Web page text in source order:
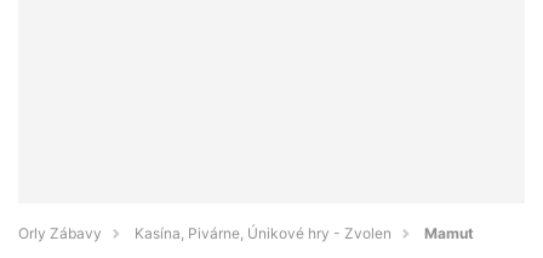
Orly Zábavy Kasína, Pivárne, Únikové hry - Zvolen Mamut